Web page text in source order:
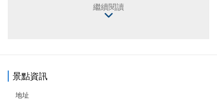
白花花的鹽田，曾經具有「白金」級的產業地位。和其他地
區的鹽田一樣，鹽工幾乎已經被機械化曬鹽所取代，布袋的
繼續閱讀
景點資訊
地址